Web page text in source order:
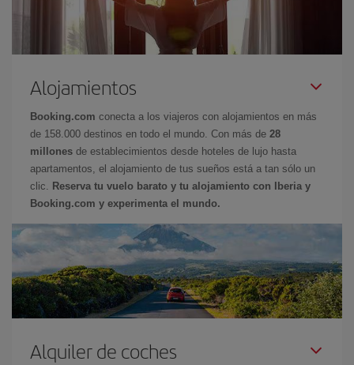
Alojamientos
Booking.com conecta a los viajeros con alojamientos en más
de 158.000 destinos en todo el mundo. Con más de 28
millones de establecimientos desde hoteles de lujo hasta
apartamentos, el alojamiento de tus sueños está a tan sólo un
clic.
Reserva tu vuelo barato y tu alojamiento con Iberia y
Booking.com y experimenta el mundo.
Alquiler de coches